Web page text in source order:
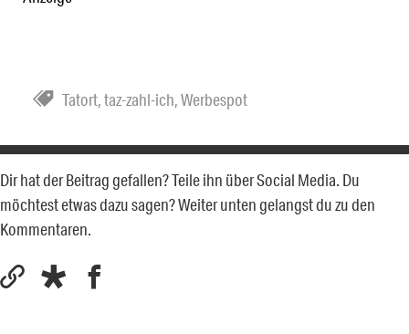
Tatort,taz-zahl-ich,Werbespot
Dir hat der Beitrag gefallen? Teile ihn über Social Media. Du
möchtest etwas dazu sagen? Weiter unten gelangst du zu den
Kommentaren.